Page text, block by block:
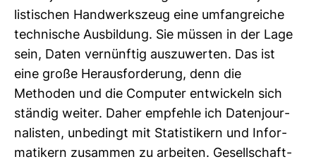
lis­ti­schen Hand­werks­zeug eine umfang­reiche
tech­ni­sche Aus­bil­dung. Sie müssen in der Lage
sein, Daten ver­nünftig aus­zu­werten. Das ist
eine große Her­aus­for­de­rung, denn die
Methoden und die Com­puter ent­wi­ckeln sich
ständig weiter. Daher emp­fehle ich Daten­jour­
na­listen, unbe­dingt mit Sta­tis­ti­kern und Infor­
ma­ti­kern zusammen zu arbeiten. Gesell­schaft­